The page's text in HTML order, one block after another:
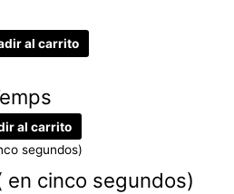
al carrito
al carrito
cinco segundos)